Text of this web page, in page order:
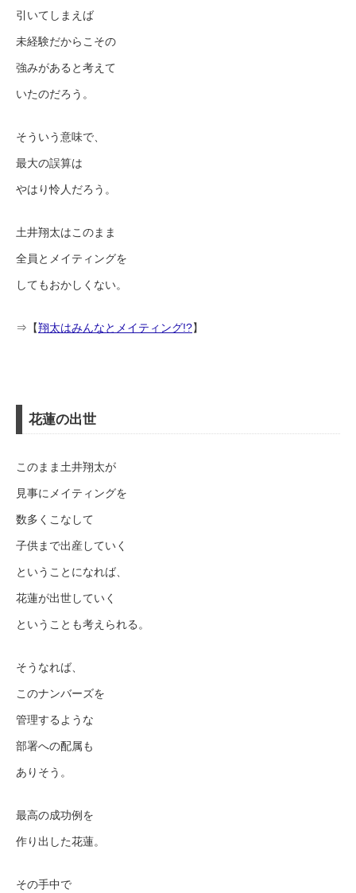
引いてしまえば
未経験だからこその
強みがあると考えて
いたのだろう。
そういう意味で、
最大の誤算は
やはり怜人だろう。
土井翔太はこのまま
全員とメイティングを
してもおかしくない。
⇒【翔太はみんなとメイティング!?】
花蓮の出世
このまま土井翔太が
見事にメイティングを
数多くこなして
子供まで出産していく
ということになれば、
花蓮が出世していく
ということも考えられる。
そうなれば、
このナンバーズを
管理するような
部署への配属も
ありそう。
最高の成功例を
作り出した花蓮。
その手中で